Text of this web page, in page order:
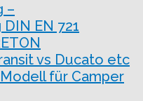
–
EN 721
vs Ducato etc
für Camper